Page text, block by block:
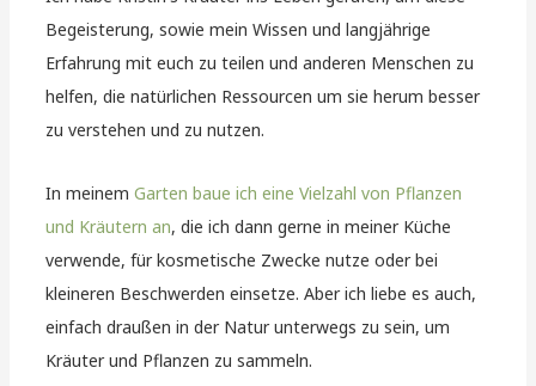
Begeisterung, sowie mein Wissen und langjährige
Erfahrung mit euch zu teilen und anderen Menschen zu
helfen, die natürlichen Ressourcen um sie herum besser
zu verstehen und zu nutzen.
In meinemGarten baue ich eine Vielzahl von Pflanzen
und Kräutern an, die ich dann gerne in meiner Küche
verwende, für kosmetische Zwecke nutze oder bei
kleineren Beschwerden einsetze. Aber ich liebe es auch,
einfach draußen in der Natur unterwegs zu sein, um
Kräuter und Pflanzen zu sammeln.